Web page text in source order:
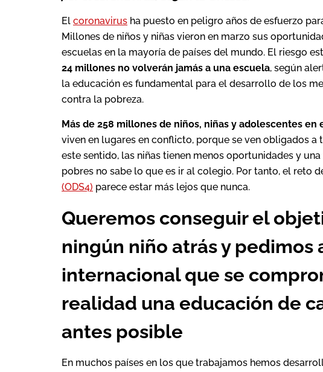
El coronavirus ha puesto en peligro años de esfuerzo
Millones de niños y niñas vieron en marzo sus
escuelas en la mayoría de países del mundo. El riesgo
24 millones no volverán jamás a una escuela, según
la educación es fundamental para el desarrollo de los
contra la pobreza.
Más de 258 millones de niños, niñas y adolescentes en
viven en lugares en conflicto, porque se ven obligados
este sentido, las niñas tienen menos oportunidades y
pobres no sabe lo que es ir al colegio. Por tanto, el reto
(ODS4) parece estar más lejos que nunca.
Queremos conseguir el
ningún niño atrás y pedimos
internacional que se
realidad una educación de
antes posible
En muchos países en los que trabajamos hemos